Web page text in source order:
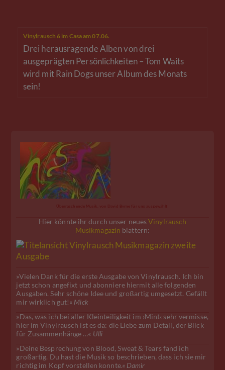
Vinylrausch 6 im Casa am 07.06.
Drei herausragende Alben von drei
ausgeprägten Persönlichkeiten – Tom Waits
wird mit Rain Dogs unser Album des Monats
sein!
Überraschende Musik, von David Byrne für uns ausgewählt!
Hier könnte ihr durch unser neuesVinylrausch
Musikmagazin blättern:
»Vielen Dank für die erste Ausgabe von Vinylrausch. Ich bin
jetzt schon angefixt und abonniere hiermit alle folgenden
Ausgaben. Sehr schöne Idee und großartig umgesetzt. Gefällt
mir wirklich gut!« Mick
»Das, was ich bei aller Kleinteiligkeit im ›Mint‹ sehr vermisse,
hier im Vinylrausch ist es da: die Liebe zum Detail, der Blick
für Zusammenhänge …« Ulli
»Deine Besprechung von Blood, Sweat & Tears fand ich
großartig. Du hast die Musik so beschrieben, dass ich sie mir
richtig im Kopf vorstellen konnte.« Damir